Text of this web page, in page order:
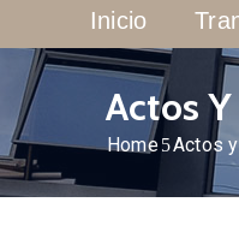
Inicio
Actos
Home Actos